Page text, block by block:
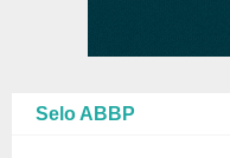
Selo ABBP